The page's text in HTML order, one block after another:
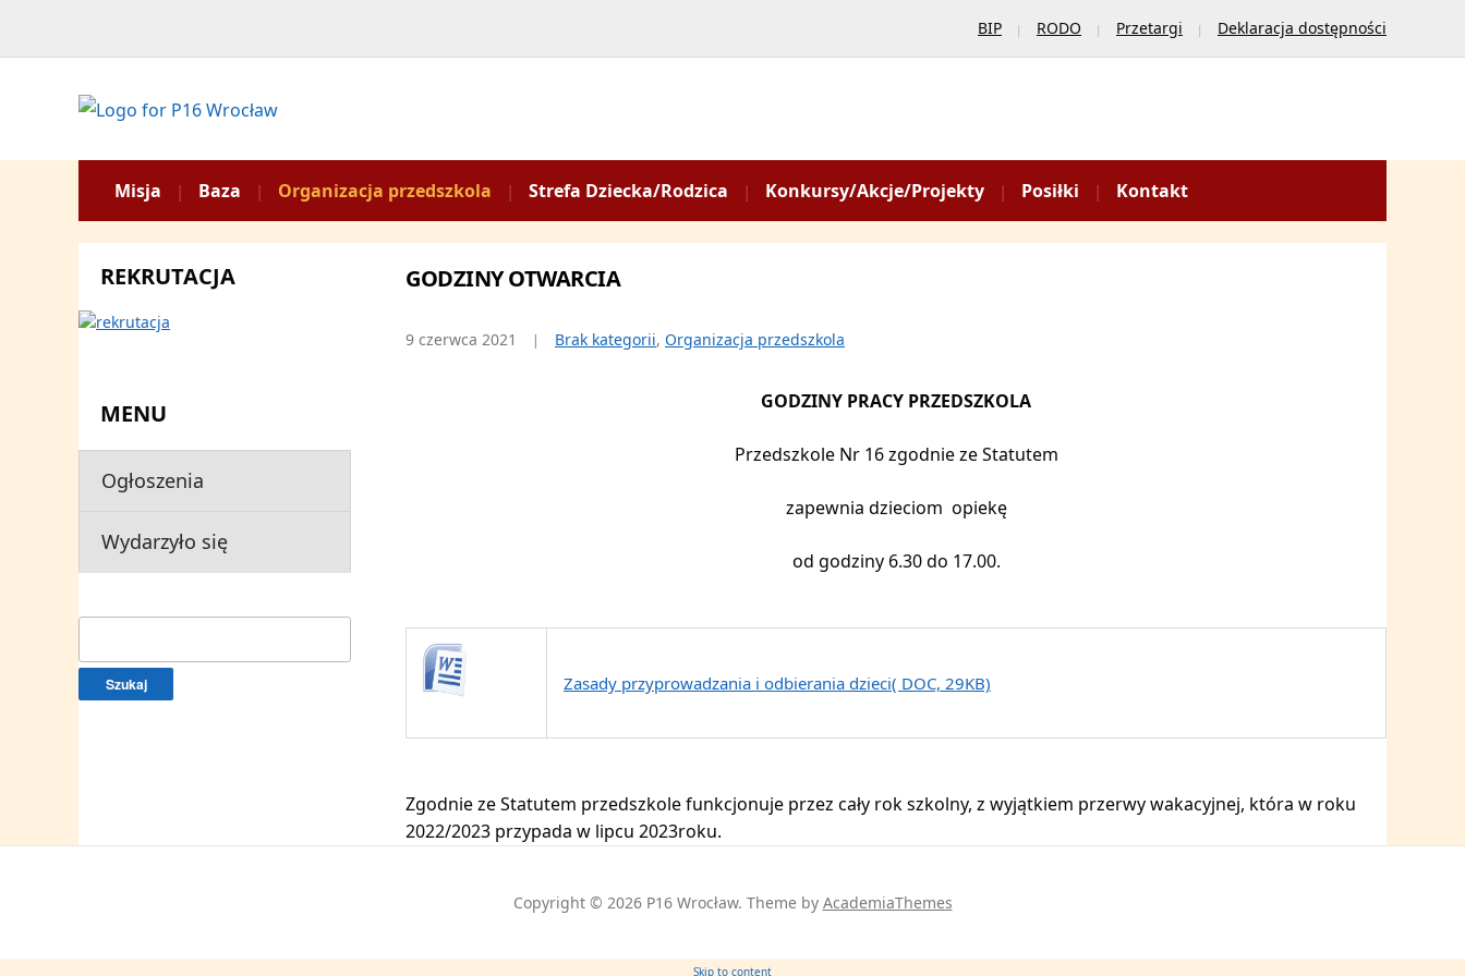
BIP RODO Przetargi Deklaracja dostępności
Misja Baza Organizacja przedszkola Strefa Dziecka/Rodzica Konkursy/Akcje/Projekty Posiłki Kontakt
REKRUTACJA
MENU
Ogłoszenia
Wydarzyło się
GODZINY OTWARCIA
9 czerwca 2021 Brak kategorii, Organizacja przedszkola
GODZINY PRACY PRZEDSZKOLA
Przedszkole Nr 16 zgodnie ze Statutem
zapewnia dzieciom opiekę
od godziny 6.30 do 17.00.
Zasady przyprowadzania i odbierania dzieci( DOC, 29KB)
Zgodnie ze Statutem przedszkole funkcjonuje przez cały rok szkolny, z wyjątkiem przerwy wakacyjnej, która w roku
2022/2023 przypada w lipcu 2023roku.
Copyright © 2026 P16 Wrocław. Theme by AcademiaThemes
Skip to content